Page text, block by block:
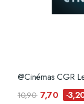
10,90 7,70 -